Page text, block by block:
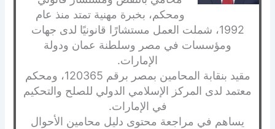
ومحكم، بخبرة مهنية تمتد منذ عام
1992، شملت العمل مستشارًا قانونيًا لدى جهات
ومؤسسات في مصر وسلطنة عمان ودولة
الإمارات.
مقيد بنقابة المحامين بمصر برقم 120365، ومحكم
معتمد لدى المركز الإسلامي الدولي للصلح والتحكيم
في الإمارات.
يساهم في مراجعة محتوى دليل محامين الأحوال